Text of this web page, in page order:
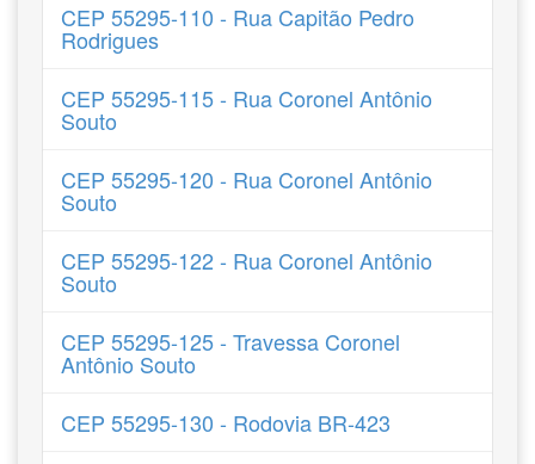
CEP 55295-110 - Rua Capitão Pedro
Rodrigues
CEP 55295-115 - Rua Coronel Antônio
Souto
CEP 55295-120 - Rua Coronel Antônio
Souto
CEP 55295-122 - Rua Coronel Antônio
Souto
CEP 55295-125 - Travessa Coronel
Antônio Souto
CEP 55295-130 - Rodovia BR-423